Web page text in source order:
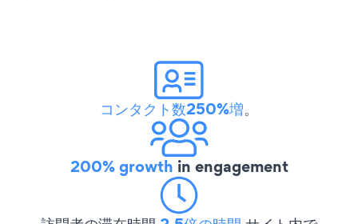
コンタクト数250%増。
200% growth in engagement